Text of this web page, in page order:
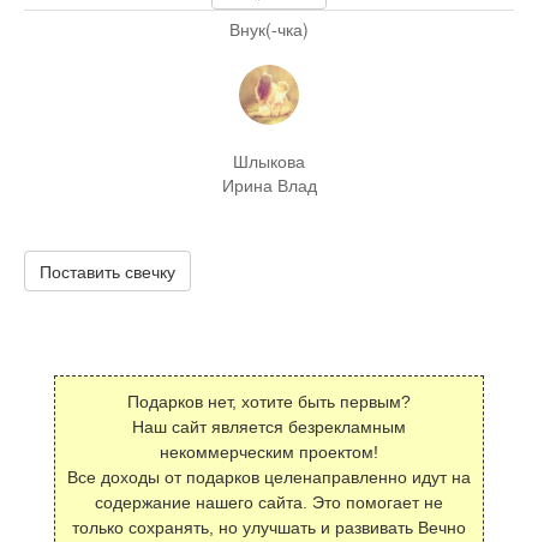
Внук(-чка)
Шлыкова
Ирина Влад
Поставить свечку
Подарков нет, хотите быть первым?
Наш сайт является безрекламным
некоммерческим проектом!
Все доходы от подарков целенаправленно идут на
содержание нашего сайта. Это помогает не
только сохранять, но улучшать и развивать Вечно